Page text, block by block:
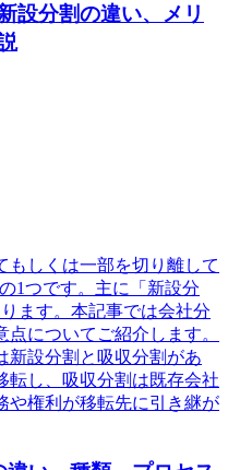
設分割の違い、メリ
もしくは一部を切り離して
1つです。主に「新設分
ます。本記事では会社分
についてご紹介します。
新設分割と吸収分割があ
転し、吸収分割は既存会社
や権利が移転先に引き継が